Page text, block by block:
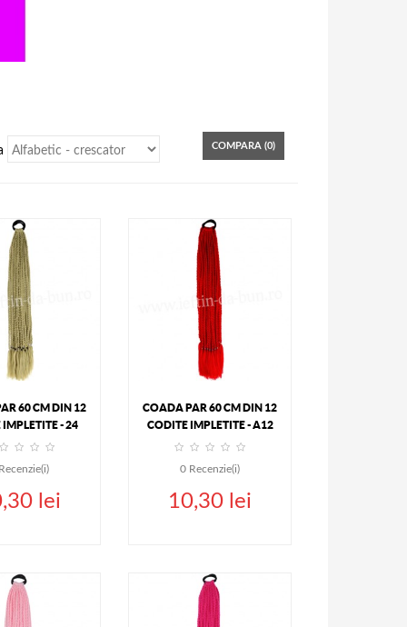
COMPARA (0)
60 CM DIN 12
IMPLETITE - 24
lei
IN COS
DETALII
COADA PAR 60 CM DIN 12
CODITE IMPLETITE - A12
0 Recenzie(i)
10,30 lei
ADAUGA IN COS
DETALII